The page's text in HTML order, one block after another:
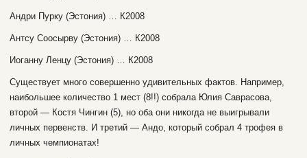
Андри Пурку (Эстония) … К2008
Антсу Соосырву (Эстония) … К2008
Иоганну Ленцу (Эстония) … К2008
Существует много совершенно удивительных фактов. Например,
наибольшее количество 1 мест (8!!) собрала Юлия Саврасова,
второй — Костя Чингин (5), но оба они никогда не выигрывали
личных первенств. И третий — Андо, который собрал 4 трофея в
личных чемпионатах!